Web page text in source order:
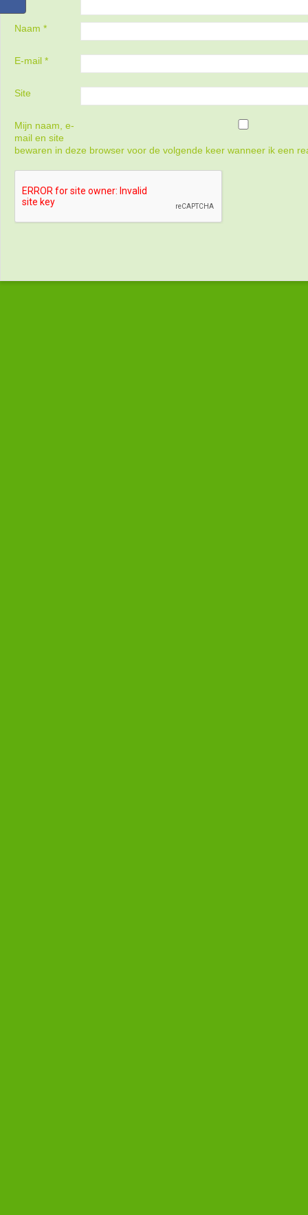
Naam *
E-mail *
Site
Mijn naam, e-
mail en site
bewaren in deze browser voor de volgende keer wanneer ik een